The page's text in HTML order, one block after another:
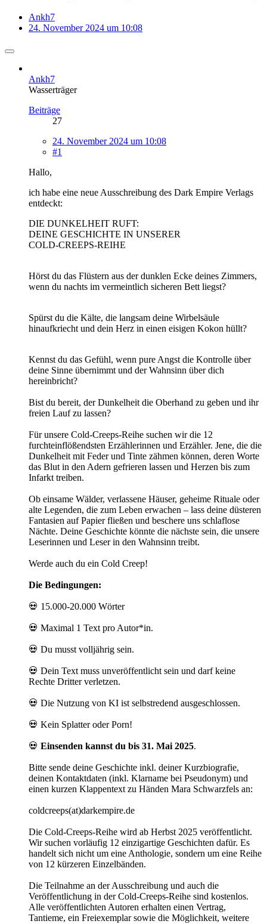
Ankh7
24. November 2024 um 10:08
Ankh7
Wasserträger
Beiträge
27
24. November 2024 um 10:08
#1
Hallo,
ich habe eine neue Ausschreibung des Dark Empire Verlags
entdeckt:
DIE DUNKELHEIT RUFT:
DEINE GESCHICHTE IN UNSERER
COLD-CREEPS-REIHE
Hörst du das Flüstern aus der dunklen Ecke deines Zimmers,
wenn du nachts im vermeintlich sicheren Bett liegst?
Spürst du die Kälte, die langsam deine Wirbelsäule
hinaufkriecht und dein Herz in einen eisigen Kokon hüllt?
Kennst du das Gefühl, wenn pure Angst die Kontrolle über
deine Sinne übernimmt und der Wahnsinn über dich
hereinbricht?
Bist du bereit, der Dunkelheit die Oberhand zu geben und ihr
freien Lauf zu lassen?
Für unsere Cold-Creeps-Reihe suchen wir die 12
furchteinflößendsten Erzählerinnen und Erzähler. Jene, die die
Dunkelheit mit Feder und Tinte zähmen können, deren Worte
das Blut in den Adern gefrieren lassen und Herzen bis zum
Infarkt treiben.
Ob einsame Wälder, verlassene Häuser, geheime Rituale oder
alte Legenden, die zum Leben erwachen – lass deine düsteren
Fantasien auf Papier fließen und beschere uns schlaflose
Nächte. Deine Geschichte könnte die nächste sein, die unsere
Leserinnen und Leser in den Wahnsinn treibt.
Werde auch du ein Cold Creep!
Die Bedingungen:
💀 15.000-20.000 Wörter
💀 Maximal 1 Text pro Autor*in.
💀 Du musst volljährig sein.
💀 Dein Text muss unveröffentlicht sein und darf keine
Rechte Dritter verletzen.
💀 Die Nutzung von KI ist selbstredend ausgeschlossen.
💀 Kein Splatter oder Porn!
💀 Einsenden kannst du bis 31. Mai 2025.
Bitte sende deine Geschichte inkl. deiner Kurzbiografie,
deinen Kontaktdaten (inkl. Klarname bei Pseudonym) und
einen kurzen Klappentext zu Händen Mara Schwarzfels an:
coldcreeps(at)darkempire.de
Die Cold-Creeps-Reihe wird ab Herbst 2025 veröffentlicht.
Wir suchen vorläufig 12 einzigartige Geschichten dafür. Es
handelt sich nicht um eine Anthologie, sondern um eine Reihe
von 12 kürzeren Einzelbänden.
Die Teilnahme an der Ausschreibung und auch die
Veröffentlichung in der Cold-Creeps-Reihe sind kostenlos.
Alle veröffentlichten Autoren erhalten einen Vertrag,
Tantieme, ein Freiexemplar sowie die Möglichkeit, weitere